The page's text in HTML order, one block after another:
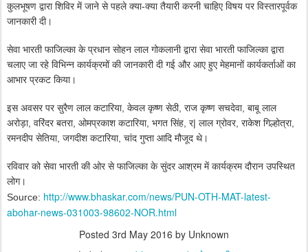
कुलभूषण द्वारा शिविर में जाने से पहले क्या-क्या तैयारी करनी चाहिए विषय पर विस्तारपूर्वक
जानकारी दी।
सेवा भारती फाजिल्का के प्रधान सोहन लाल गोकलानी द्वारा सेवा भारती फाजिल्का द्वारा
चलाए जा रहे विभिन्न कार्यक्रमों की जानकारी दी गई और आए हुए मेहमानों कार्यकर्ताओं का
आभार प्रकट किया।
इस अवसर पर सुरैण लाल कटारिया, केवल कृष्ण सेठी, राज कृष्ण सचदेवा, बाबू लाल
अरोड़ा, वरिंदर बतरा, ओमप्रकाश कटारिया, भगत सिंह, र| लाल ग्रोवर, राकेश गिल्होत्रा,
रमनदीप सेतिया, जगदीश कटारिया, चांद गुप्ता आदि मौजूद थे।
रविवार को सेवा भारती की ओर से फाजिल्का के सुंदर आश्रम में कार्यक्रम दौरान उपस्थित
लोग।
Source: http://www.bhaskar.com/news/PUN-OTH-MAT-latest-
abohar-news-031003-98602-NOR.html
Posted 3rd May 2016 by Unknown